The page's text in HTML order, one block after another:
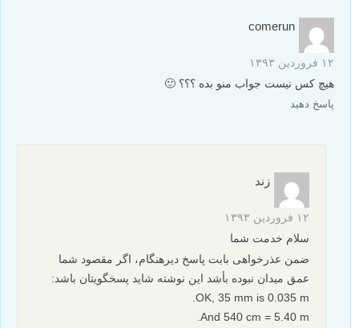
comerun
۱۲ فروردین ۱۳۹۳
هیچ کس نیست جواب منو بده ؟؟؟ 🙂
پاسخ دهید
زند
۱۲ فروردین ۱۳۹۳
سلام خدمت شما
ضمن عذرخواهی بابت پاسخ دیرهنگام، اگر مقصود شما
عمق میدان نبوده بأشد این نوشته شاید پسخگویتان باشد:
OK, 35 mm is 0.035 m.
And 540 cm = 5.40 m.